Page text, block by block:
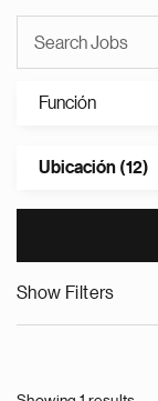
Función
Ubicación (12)
Show Filters